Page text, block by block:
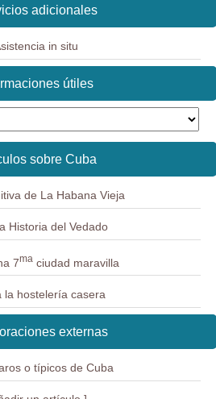
adicionales
in situ
útiles
sobre Cuba
de La Habana Vieja
Historia del Vedado
7maciudad maravilla
la hostelería casera
externas
o típicos de Cuba